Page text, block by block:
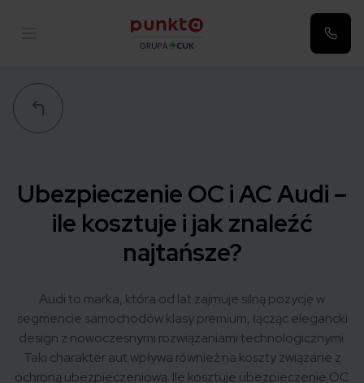
Ubezpieczenie OC i AC Audi –
ile kosztuje i jak znaleźć
najtańsze?
Audi to marka, która od lat zajmuje silną pozycję w
segmencie samochodów klasy premium, łącząc elegancki
design z nowoczesnymi rozwiązaniami technologicznymi.
Taki charakter aut wpływa również na koszty związane z
ochroną ubezpieczeniową. Ile kosztuje ubezpieczenie OC